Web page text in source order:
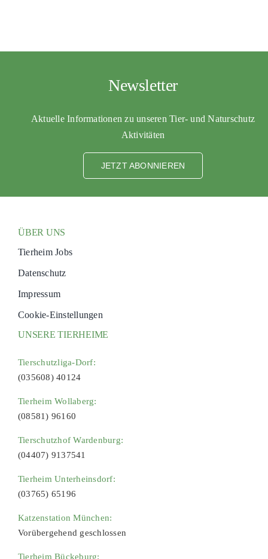
Newsletter
Aktuelle Informationen zu unseren Tier- und Naturschutz
Aktivitäten
JETZT ABONNIEREN
ÜBER UNS
Tierheim Jobs
Datenschutz
Impressum
Cookie-Einstellungen
UNSERE TIERHEIME
Tierschutzliga-Dorf:
(035608) 40124
Tierheim Wollaberg:
(08581) 96160
Tierschutzhof Wardenburg:
(04407) 9137541
Tierheim Unterheinsdorf:
(03765) 65196
Katzenstation München:
Vorübergehend geschlossen
Tierheim Bückeburg: